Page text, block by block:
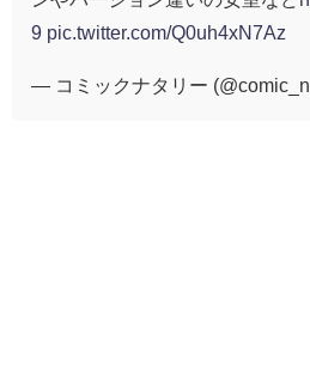
9 pic.twitter.com/Q0uh4xN7Az
— コミックナタリー